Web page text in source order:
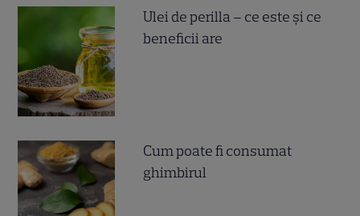
Ulei de perilla – ce este și ce
beneficii are
Cum poate fi consumat
ghimbirul